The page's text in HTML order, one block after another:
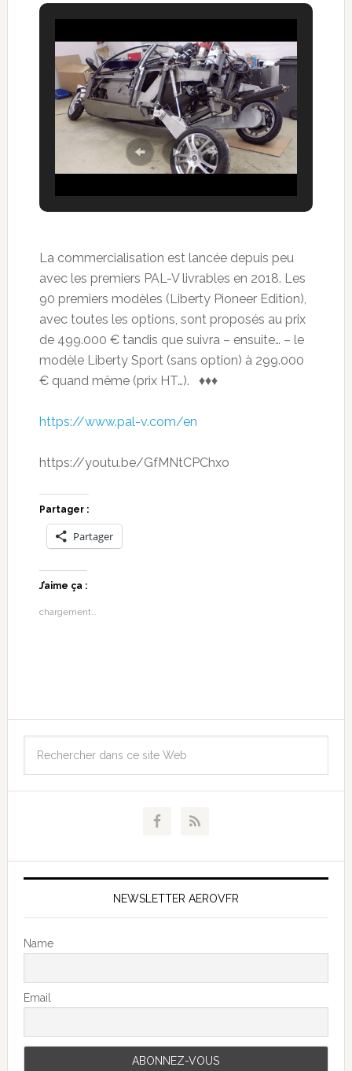
La commercialisation est lancée depuis peu
avec les premiers PAL-V livrables en 2018. Les
90 premiers modèles (Liberty Pioneer Edition),
avec toutes les options, sont proposés au prix
de 499.000 € tandis que suivra – ensuite… – le
modèle Liberty Sport (sans option) à 299.000
€ quand même (prix HT…). ♦♦♦
https://www.pal-v.com/en
https://youtu.be/GfMNtCPChxo
Partager :
Partager
J’aime ça :
chargement…
NEWSLETTER AEROVFR
Name
Email